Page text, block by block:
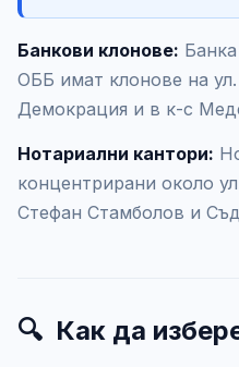
Банкови клонове:
ОББ имат клонове на
Демокрация и в к-с
Нотариални кантори:
концентрирани около
Стефан Стамболов и
🔍 Как да